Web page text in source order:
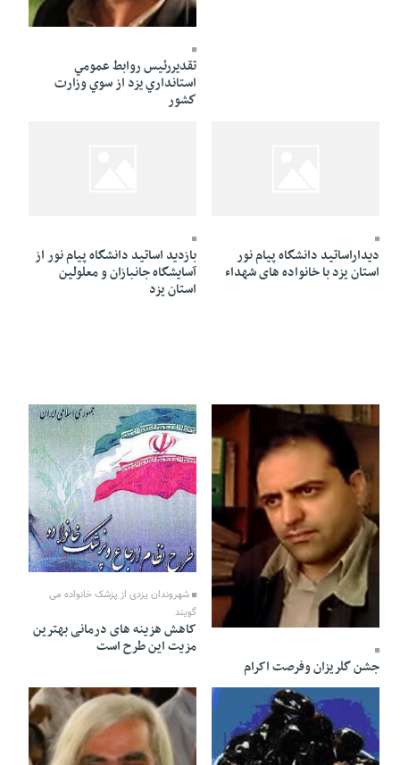
03 Mordad 1391 - 18:04
تقديررئيس روابط عمومي
استانداري يزد از سوي وزارت
كشور
دیداراساتید دانشگاه پیام نور
استان یزد با خانواده های شهداء
بازدید اساتید دانشگاه پیام نور از
آسایشگاه جانبازان و معلولین
استان یزد
جشن گلریزان وفرصت اکرام
03 Mordad 1391 - 17:46
شهروندان یزدی از پزشک خانواده می
گویند
کاهش هزینه های درمانی بهترین
مزیت این طرح است